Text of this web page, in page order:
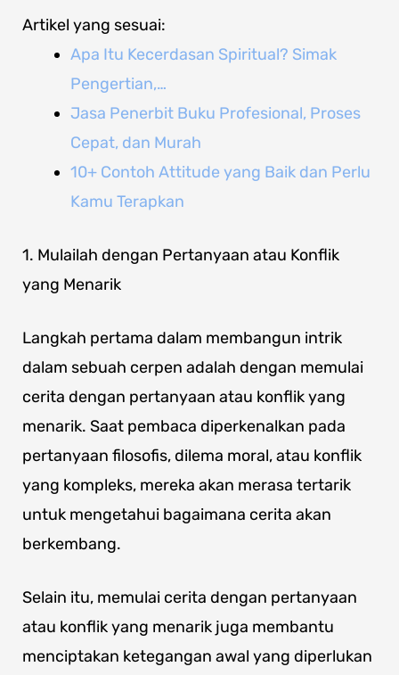
Artikel yang sesuai:
Apa Itu Kecerdasan Spiritual? Simak
Pengertian,…
Jasa Penerbit Buku Profesional, Proses
Cepat, dan Murah
10+ Contoh Attitude yang Baik dan Perlu
Kamu Terapkan
1. Mulailah dengan Pertanyaan atau Konflik
yang Menarik
Langkah pertama dalam membangun intrik
dalam sebuah cerpen adalah dengan memulai
cerita dengan pertanyaan atau konflik yang
menarik. Saat pembaca diperkenalkan pada
pertanyaan filosofis, dilema moral, atau konflik
yang kompleks, mereka akan merasa tertarik
untuk mengetahui bagaimana cerita akan
berkembang.
Selain itu, memulai cerita dengan pertanyaan
atau konflik yang menarik juga membantu
menciptakan ketegangan awal yang diperlukan